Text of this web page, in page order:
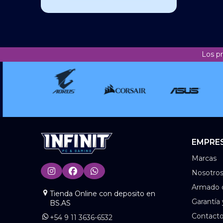
Los
Tienda Online con deposito en
BS.AS
+54 9 11 3636-6532
Marcas
Nosotros
Armado
Contacto